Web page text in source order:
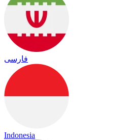
فارسی
Indonesia